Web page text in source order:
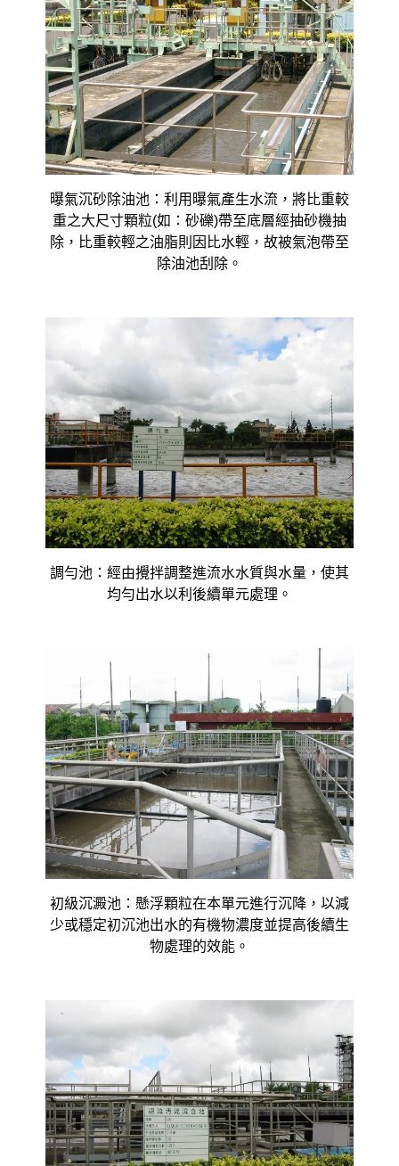
曝氣沉砂除油池：利用曝氣產生水流，將比重較
重之大尺寸顆粒(如：砂礫)帶至底層經抽砂機抽
除，比重較輕之油脂則因比水輕，故被氣泡帶至
除油池刮除。
調勻池：經由攪拌調整進流水水質與水量，使其
均勻出水以利後續單元處理。
初級沉澱池：懸浮顆粒在本單元進行沉降，以減
少或穩定初沉池出水的有機物濃度並提高後續生
物處理的效能。